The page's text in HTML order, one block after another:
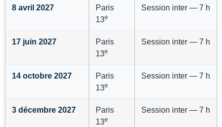
8 avril 2027
Paris
13e
Session inter — 7 h
17 juin 2027
Paris
13e
Session inter — 7 h
14 octobre 2027
Paris
13e
Session inter — 7 h
3 décembre 2027
Paris
13e
Session inter — 7 h